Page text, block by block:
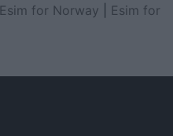
Esim for Norway
Esim for